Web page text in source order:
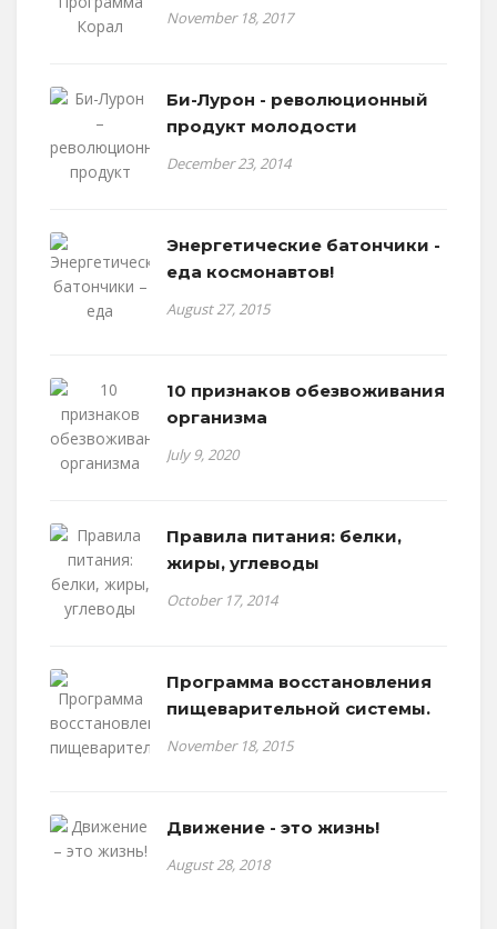
November 18, 2017
Би-Лурон - революционный
продукт молодости
December 23, 2014
Энергетические батончики -
еда космонавтов!
August 27, 2015
10 признаков обезвоживания
организма
July 9, 2020
Правила питания: белки,
жиры, углеводы
October 17, 2014
Программа восстановления
пищеварительной системы.
November 18, 2015
Движение - это жизнь!
August 28, 2018